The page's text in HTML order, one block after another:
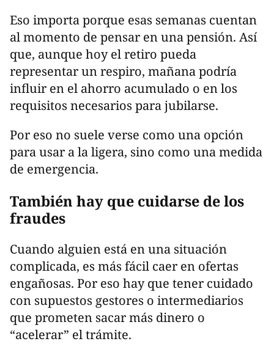
Eso importa porque esas semanas cuentan
al momento de pensar en una pensión. Así
que, aunque hoy el retiro pueda
representar un respiro, mañana podría
influir en el ahorro acumulado o en los
requisitos necesarios para jubilarse.
Por eso no suele verse como una opción
para usar a la ligera, sino como una medida
de emergencia.
También hay que cuidarse de los
fraudes
Cuando alguien está en una situación
complicada, es más fácil caer en ofertas
engañosas. Por eso hay que tener cuidado
con supuestos gestores o intermediarios
que prometen sacar más dinero o
“acelerar” el trámite.